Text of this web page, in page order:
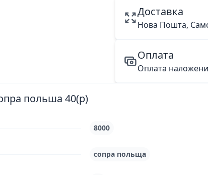
Доставка
Нова Пошта,
Оплата
Оплата
польша 40(р)
8000
сопра польща